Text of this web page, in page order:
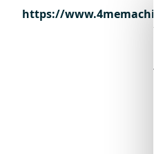
https://